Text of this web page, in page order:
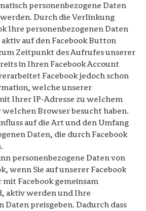
personenbezogene Daten
Durch die Verlinkung
Ihre personenbezogenen Daten
auf den Facebook Button
Zeitpunkt des Aufrufes unserer
in Ihren Facebook Account
Facebook jedoch schon
welche unserer
Ihrer IP-Adresse zu welchem
Browser besucht haben.
auf die Art und den Umfang
Daten, die durch Facebook
personenbezogene Daten von
wenn Sie auf unserer Facebook
Facebook gemeinsam
aktiv werden und Ihre
Daten preisgeben. Dadurch dass